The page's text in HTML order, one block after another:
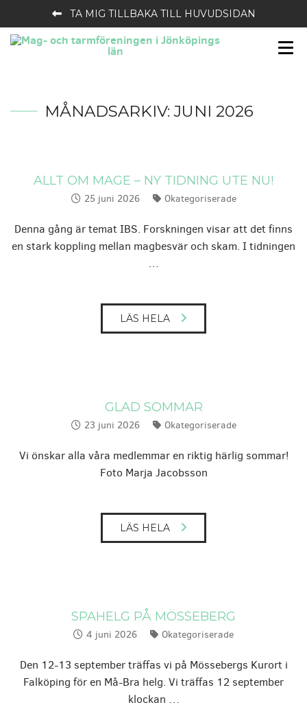
TA MIG TILLBAKA TILL HUVUDSIDAN
MÅNADSARKIV: JUNI 2026
ALLT OM MAGE – NY TIDNING UTE NU!
Publicerat:
25 juni 2026 Kategorier:
Okategoriserade
Denna gång är temat IBS. Forskningen visar att det finns
en stark koppling mellan magbesvär och skam. I tidningen
…
LÄS HELA
GLAD SOMMAR
Publicerat:
23 juni 2026 Kategorier:
Okategoriserade
Vi önskar alla våra medlemmar en riktig härlig sommar!
Foto Marja Jacobsson
LÄS HELA
SPAHELG PÅ MÖSSEBERG
Publicerat:
4 juni 2026 Kategorier:
Okategoriserade
Den 12-13 september träffas vi på Mössebergs Kurort i
Falköping för en Må-Bra helg. Vi träffas 12 september
klockan …